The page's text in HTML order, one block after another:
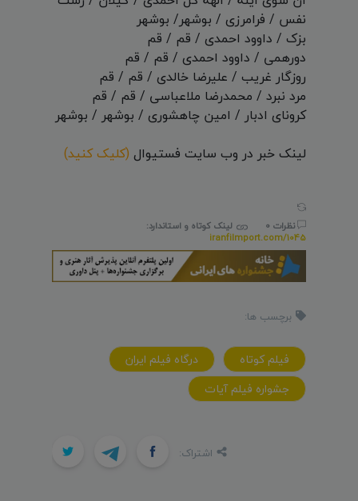
نفس / فرامرزی / بوشهر/ بوشهر
بزک / داوود احمدی / قم / قم
دورهمی / داوود احمدی / قم / قم
روزگار غریب / علیرضا خالدی / قم / قم
مرد نبرد / محمدرضا ملاعباسی / قم / قم
کرونای ادبار / امین چاهشوری / بوشهر / بوشهر
لینک خبر در وب سایت فستیوال (کلیک کنید)
نظرات 0
لینک کوتاه و استاندارد:
iranfilmport.com/1045
برچسب ها:
فيلم کوتاه
درگاه فيلم ايران
جشواره فيلم آيات
اشتراک: